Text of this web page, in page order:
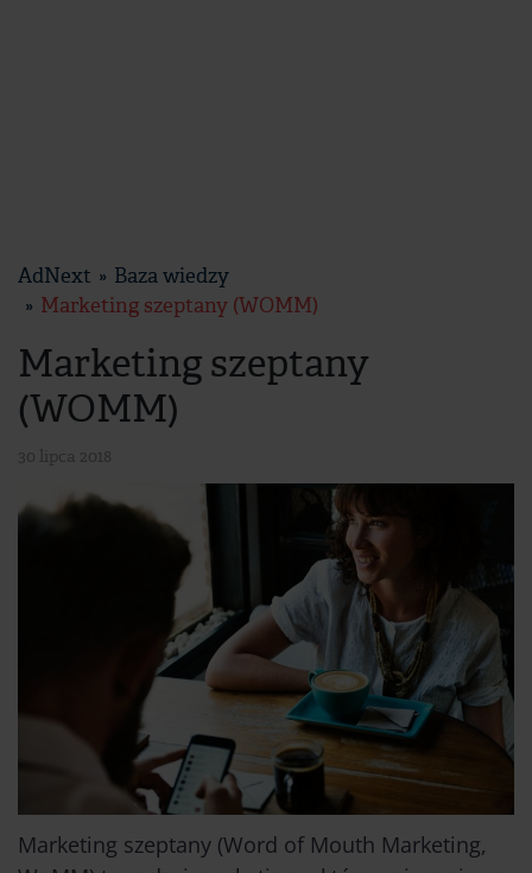
AdNext
Baza wiedzy
Marketing szeptany (WOMM)
Marketing szeptany
(WOMM)
Marketing szeptany (Word of Mouth Marketing,